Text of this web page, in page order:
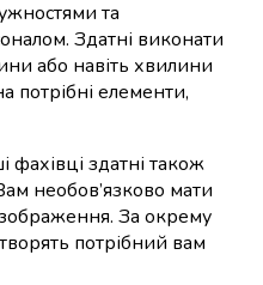
та
Здатні виконати
або навіть хвилини
потрібні елементи,
фахівці здатні також
необов’язково мати
За окрему
потрібний вам